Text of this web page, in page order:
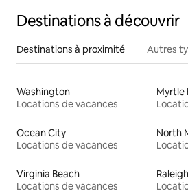
Destinations à découvrir
Destinations à proximité Autres
Washington
Locations de vacances
Myrtle
Ocean City
Locations de vacances
North
Virginia Beach
Locations de vacances
Raleigh